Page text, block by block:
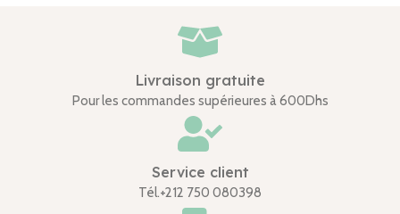
Livraison gratuite
Pour les commandes supérieures à 600Dhs
Service client
Tél.+212 750 080398